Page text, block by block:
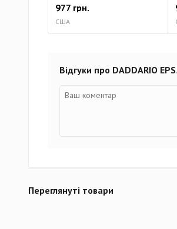
977 грн.
США
Відгуки про DADDARIO
Переглянуті товари